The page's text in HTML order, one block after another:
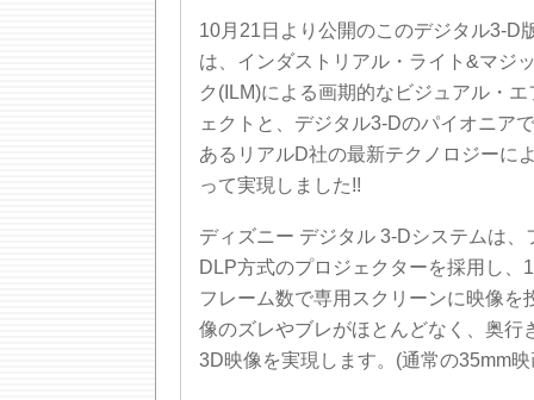
10月21日より公開のこのデジタル3-D
は、インダストリアル・ライト&マジ
ク(ILM)による画期的なビジュアル・エ
ェクトと、デジタル3-Dのパイオニアで
あるリアルD社の最新テクノロジーに
って実現しました!!
ディズニー デジタル 3-Dシステムは
DLP方式のプロジェクターを採用し、
フレーム数で専用スクリーンに映像を
像のズレやブレがほとんどなく、奥行
3D映像を実現します。(通常の35mm